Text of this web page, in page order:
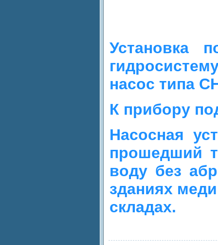
Установка
насос типа
К прибору
Насосная
прошедший
воду без
зданиях
складах.